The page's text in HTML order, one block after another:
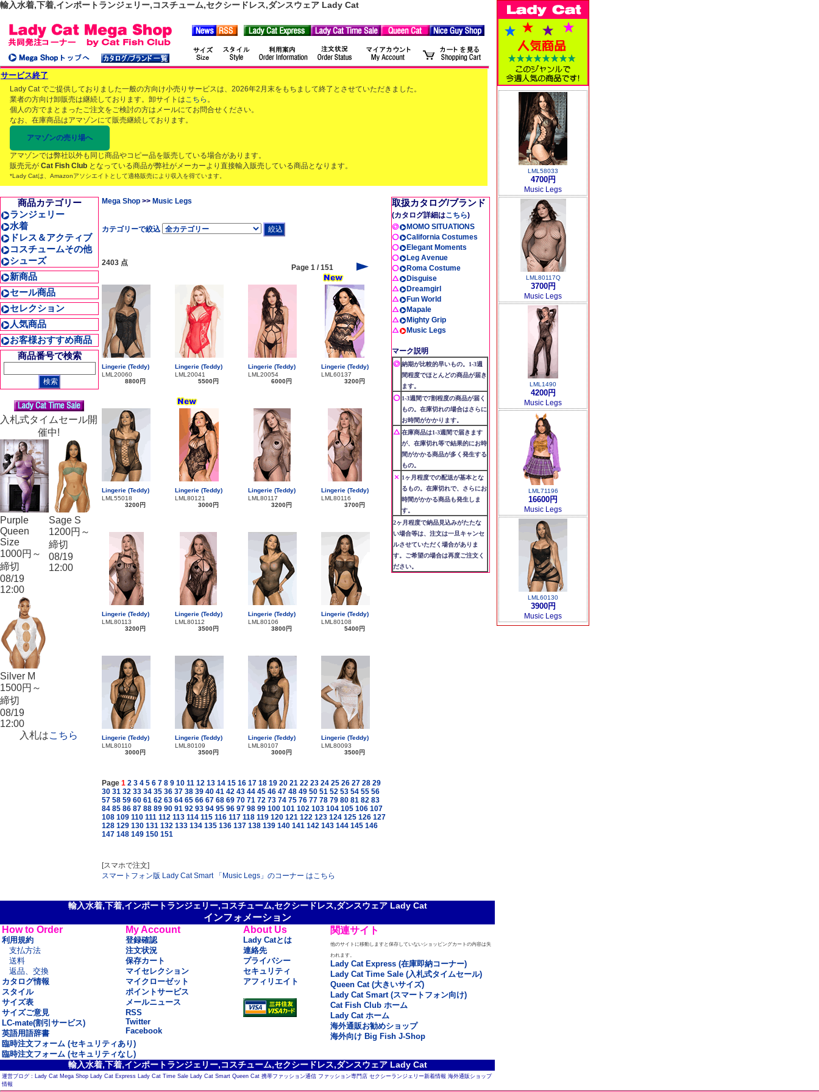
輸入水着,下着,インポートランジェリー,コスチューム,セクシードレス,ダンスウェア Lady Cat
サービス終了
Lady Cat でご提供しておりました一般の方向け小売りサービスは、2026年2月末をもちまして終了とさせていただきました。
業者の方向け卸販売は継続しております。卸サイトはこちら 。
個人の方でまとまったご注文をご検討の方はメールにてお問合せください。
なお、在庫商品はアマゾンにて販売継続しております。
アマゾンの売り場へ
アマゾンでは弊社以外も同じ商品やコピー品を販売している場合があります。
販売元が Cat Fish Club となっている商品が弊社がメーカーより直接輸入販売している商品となります。
*Lady Catは、Amazonアソシエイトとして適格販売により収入を得ています。
商品カテゴリー
ランジェリー
水着
ドレス＆アクティブ
コスチュームその他
シューズ
新商品
セール商品
セレクション
人気商品
お客様おすすめ商品
商品番号で検索
入札式タイムセール開
催中!
Purple
Queen
Size
1000円～
締切
08/19
12:00
Sage S
1200円～
締切
08/19
12:00
Silver M
1500円～
締切
08/19
12:00
入札はこちら
Mega Shop >> Music Legs
カテゴリーで絞込
2403 点
Page 1 / 151
Lingerie (Teddy)
LML20060
8800円
Lingerie (Teddy)
LML20041
5500円
Lingerie (Teddy)
LML20054
6000円
Lingerie (Teddy)
LML60137
3200円
Lingerie (Teddy)
LML55018
3200円
Lingerie (Teddy)
LML80121
3000円
Lingerie (Teddy)
LML80117
3200円
Lingerie (Teddy)
LML80116
3700円
Lingerie (Teddy)
LML80113
3200円
Lingerie (Teddy)
LML80112
3500円
Lingerie (Teddy)
LML80106
3800円
Lingerie (Teddy)
LML80108
5400円
Lingerie (Teddy)
LML80110
3000円
Lingerie (Teddy)
LML80109
3500円
Lingerie (Teddy)
LML80107
3000円
Lingerie (Teddy)
LML80093
3500円
Page 1 2 3 4 5 6 7 8 9 10 11 12 13 14 15 16 17 18 19 20 21 22 23 24 25 26 27 28 29
30 31 32 33 34 35 36 37 38 39 40 41 42 43 44 45 46 47 48 49 50 51 52 53 54 55 56
57 58 59 60 61 62 63 64 65 66 67 68 69 70 71 72 73 74 75 76 77 78 79 80 81 82 83
84 85 86 87 88 89 90 91 92 93 94 95 96 97 98 99 100 101 102 103 104 105 106 107
108 109 110 111 112 113 114 115 116 117 118 119 120 121 122 123 124 125 126 127
128 129 130 131 132 133 134 135 136 137 138 139 140 141 142 143 144 145 146
147 148 149 150 151
[スマホで注文]
スマートフォン版 Lady Cat Smart 「Music Legs」のコーナー はこちら
取扱カタログ/ブランド
(カタログ詳細はこちら)
MOMO SITUATIONS
California Costumes
Elegant Moments
Leg Avenue
Roma Costume
Disguise
Dreamgirl
Fun World
Mapale
Mighty Grip
Music Legs
マーク説明
納期が比較的早いもの。1-3週
間程度でほとんどの商品が届き
ます。
1-3週間で7割程度の商品が届く
もの。在庫切れの場合はさらに
お時間がかかります。
在庫商品は1-3週間で届きます
が、在庫切れ等で結果的にお時
間がかかる商品が多く発生する
もの。
1ヶ月程度での配送が基本とな
るもの。在庫切れで、さらにお
時間がかかる商品も発生しま
す。
2ヶ月程度で納品見込みがたたな
い場合等は、注文は一旦キャンセ
ルさせていただく場合がありま
す。ご希望の場合は再度ご注文く
ださい。
LML58033
4700円
Music Legs
LML80117Q
3700円
Music Legs
LML1490
4200円
Music Legs
LML71196
16600円
Music Legs
LML60130
3900円
Music Legs
輸入水着,下着,インポートランジェリー,コスチューム,セクシードレス,ダンスウェア Lady Cat
インフォメーション
How to Order
利用規約
支払方法
送料
返品、交換
カタログ情報
スタイル
サイズ表
サイズご意見
LC-mate(割引サービス)
英語用語辞書
My Account
登録確認
注文状況
保存カート
マイセレクション
マイクローゼット
ポイントサービス
メールニュース
RSS
Twitter
Facebook
About Us
Lady Catとは
連絡先
プライバシー
セキュリティ
アフィリエイト
関連サイト
他のサイトに移動しますと保存していないショッピングカートの内容は失
われます。
Lady Cat Express (在庫即納コーナー)
Lady Cat Time Sale (入札式タイムセール)
Queen Cat (大きいサイズ)
Lady Cat Smart (スマートフォン向け)
Cat Fish Club ホーム
Lady Cat ホーム
海外通販お勧めショップ
海外向け Big Fish J-Shop
臨時注文フォーム (セキュリティあり)
臨時注文フォーム (セキュリティなし)
輸入水着,下着,インポートランジェリー,コスチューム,セクシードレス,ダンスウェア Lady Cat
運営ブログ : Lady Cat Mega Shop Lady Cat Express Lady Cat Time Sale Lady Cat Smart Queen Cat 携帯ファッション通信 ファッション専門店 セクシーランジェリー新着情報 海外通販ショップ
情報